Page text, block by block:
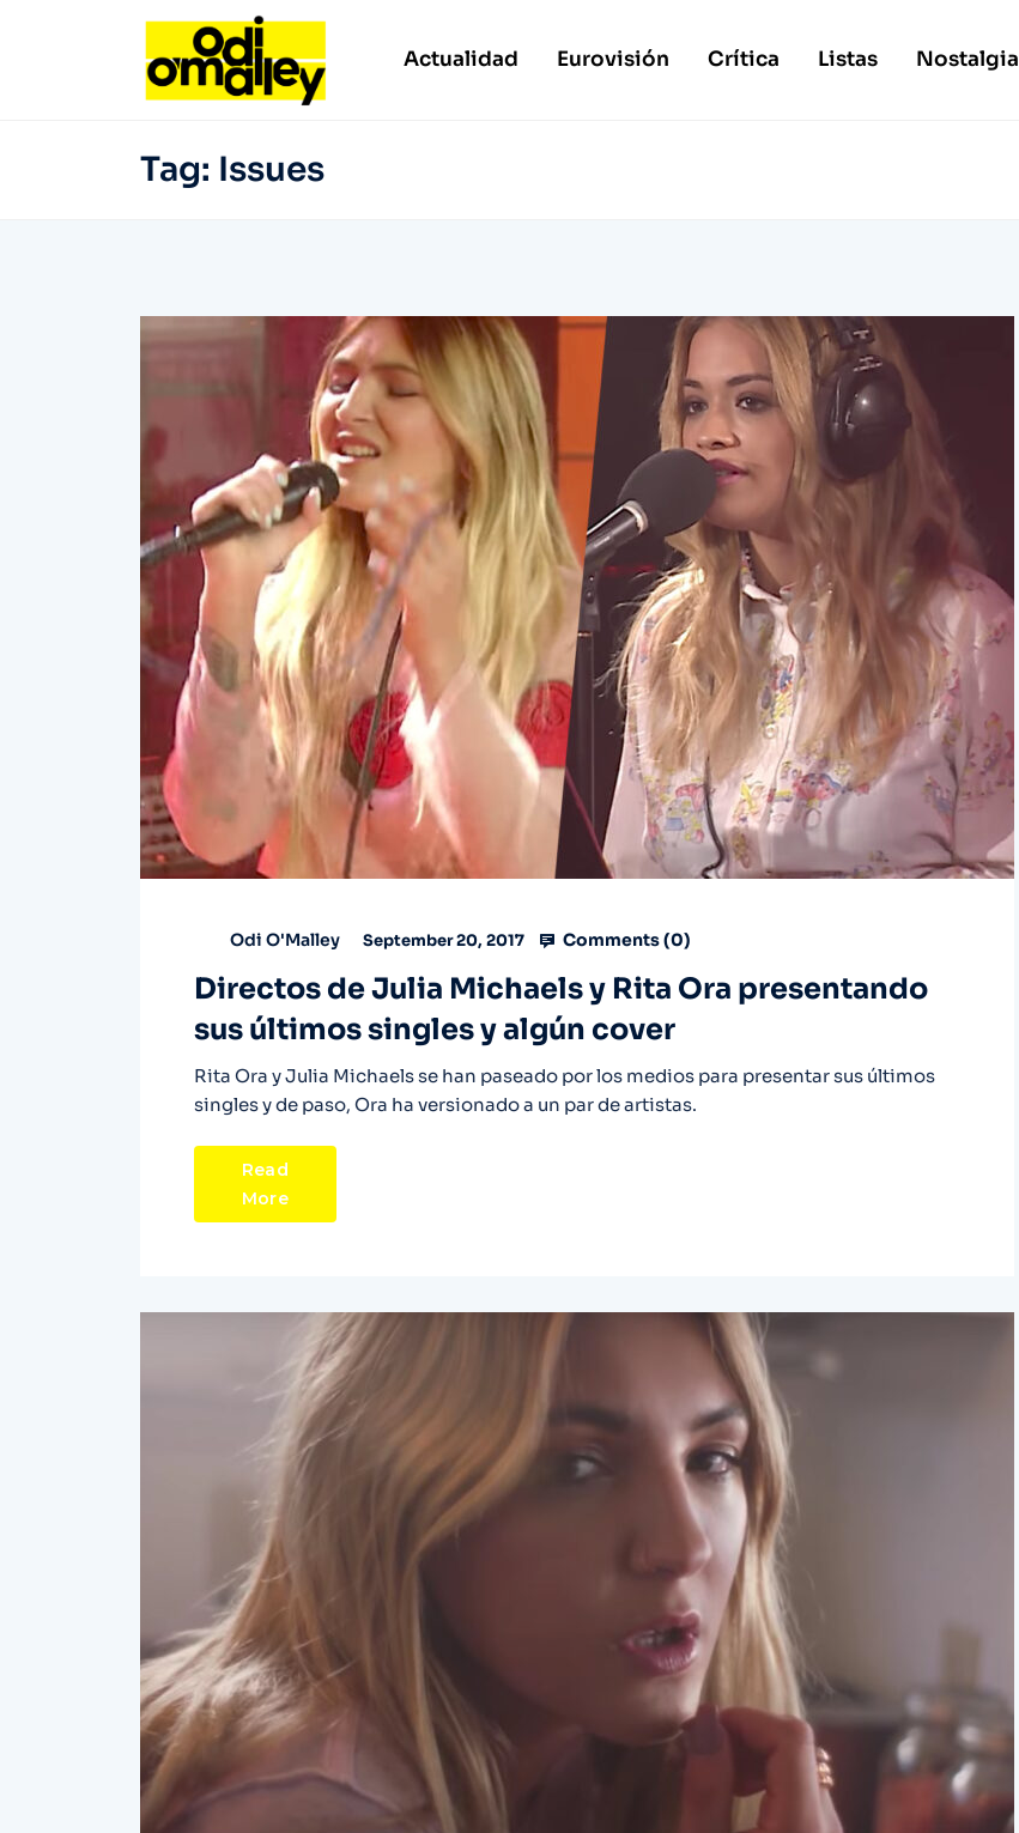
Actualidad Eurovisión Crítica Listas Nostalgia
Tag: Issues
Odi O'Malley September 20, 2017 Comments (0)
Directos de Julia Michaels y Rita Ora presentando
sus últimos singles y algún cover
Rita Ora y Julia Michaels se han paseado por los medios para presentar sus últimos
singles y de paso, Ora ha versionado a un par de artistas.
Read
More